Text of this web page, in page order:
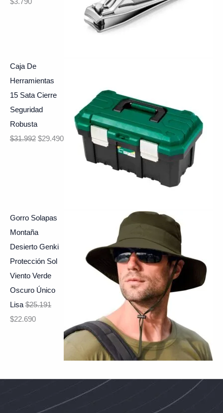
$3.790
Caja De
Herramientas
15 Sata Cierre
Seguridad
Robusta
$31.992 $29.490
Gorro Solapas
Montaña
Desierto Genki
Protección Sol
Viento Verde
Oscuro Único
Lisa $25.191
$22.690